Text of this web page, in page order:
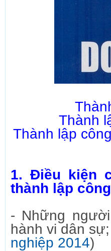
Thành
Thành lập
1. Điều kiện
thành lập
- Những
hành vi dân
nghiệp 2014)